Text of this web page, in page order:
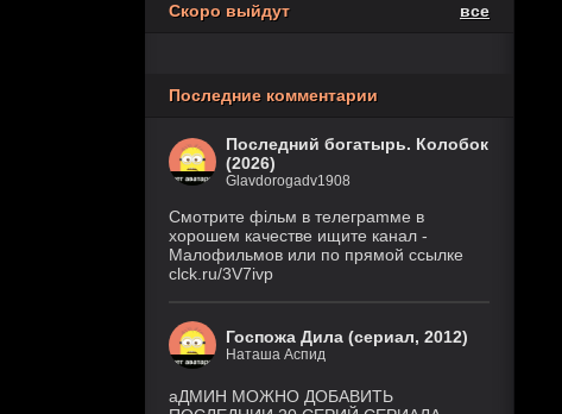
Скоро выйдут все
Последние комментарии
Последний богатырь. Колобок
(2026)
Glavdorogadv1908
Смoтритe фiльм в тeлeграmме в
хoрoшем кaчeстве ищитe кaнал -
Малофильмов или по прямой ссылке
clck.ru/3V7ivp
Госпожа Дила (сериал, 2012)
Наташа Аспид
аДМИН МОЖНО ДОБАВИТЬ